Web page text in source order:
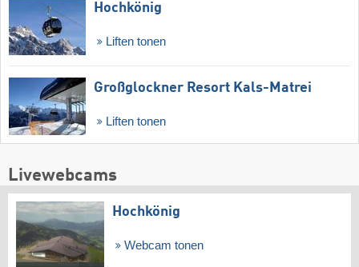
Hochkönig
Liften tonen
Großglockner Resort Kals-Matrei
Liften tonen
Livewebcams
Hochkönig
Webcam tonen